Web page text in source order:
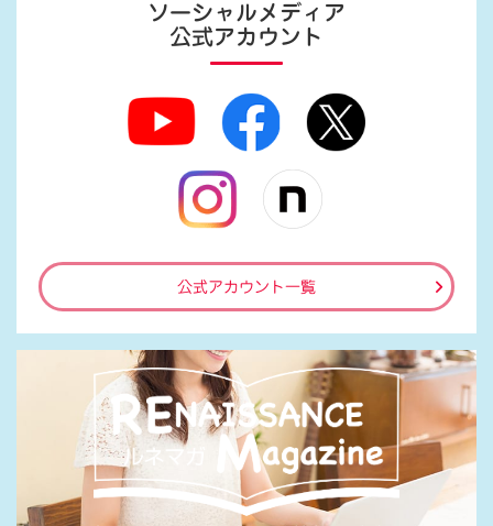
ソーシャルメディア
公式アカウント
公式アカウント一覧